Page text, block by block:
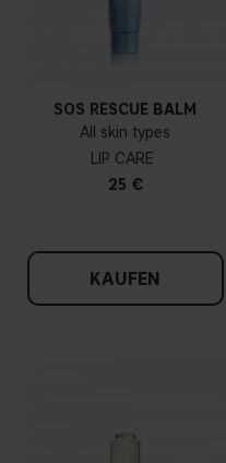
SOS RESCUE BALM
All skin types
LIP CARE
25 €
KAUFEN